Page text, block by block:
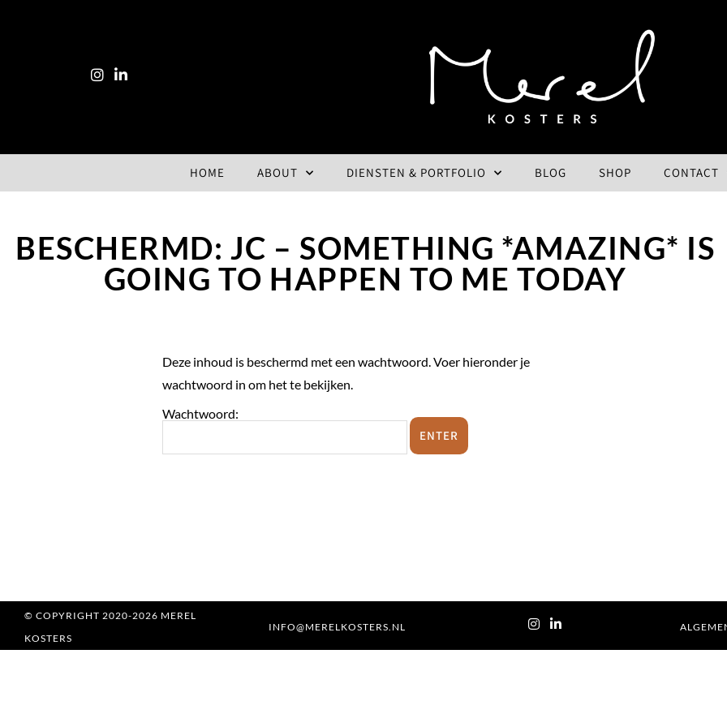
HOME ABOUT DIENSTEN & PORTFOLIO BLOG SHOP CONTACT
BESCHERMD: JC – SOMETHING *AMAZING* IS
GOING TO HAPPEN TO ME TODAY
Deze inhoud is beschermd met een wachtwoord. Voer hieronder je
wachtwoord in om het te bekijken.
Wachtwoord:
© COPYRIGHT 2020-2026 MEREL
KOSTERS
INFO@MERELKOSTERS.NL